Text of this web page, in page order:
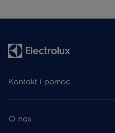
Kontakt i pomoc
O nas